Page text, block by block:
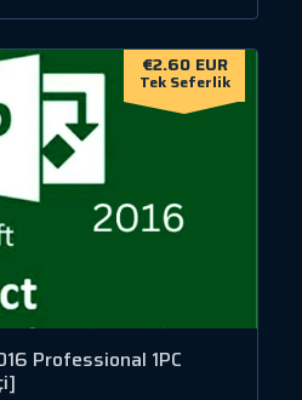
€2.60 EUR
Tek Seferlik
Professional 1PC